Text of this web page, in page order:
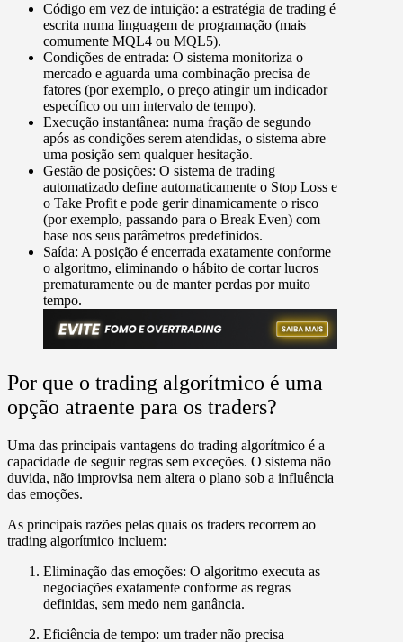
Código em vez de intuição: a estratégia de trading é
escrita numa linguagem de programação (mais
comumente MQL4 ou MQL5).
Condições de entrada: O sistema monitoriza o
mercado e aguarda uma combinação precisa de
fatores (por exemplo, o preço atingir um indicador
específico ou um intervalo de tempo).
Execução instantânea: numa fração de segundo
após as condições serem atendidas, o sistema abre
uma posição sem qualquer hesitação.
Gestão de posições: O sistema de trading
automatizado define automaticamente o Stop Loss e
o Take Profit e pode gerir dinamicamente o risco
(por exemplo, passando para o Break Even) com
base nos seus parâmetros predefinidos.
Saída: A posição é encerrada exatamente conforme
o algoritmo, eliminando o hábito de cortar lucros
prematuramente ou de manter perdas por muito
tempo.
Por que o trading algorítmico é uma
opção atraente para os traders?
Uma das principais vantagens do trading algorítmico é a
capacidade de seguir regras sem exceções. O sistema não
duvida, não improvisa nem altera o plano sob a influência
das emoções.
As principais razões pelas quais os traders recorrem ao
trading algorítmico incluem:
Eliminação das emoções: O algoritmo executa as
negociações exatamente conforme as regras
definidas, sem medo nem ganância.
Eficiência de tempo: um trader não precisa